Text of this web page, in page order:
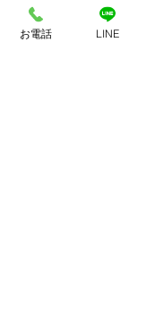
お電話 LINE